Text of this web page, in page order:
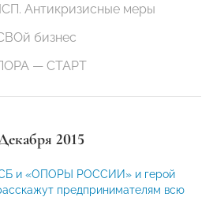
Антикризисные меры
бизнес
— СТАРТ
2015
и «ОПОРЫ РОССИИ» и герой
предпринимателям всю